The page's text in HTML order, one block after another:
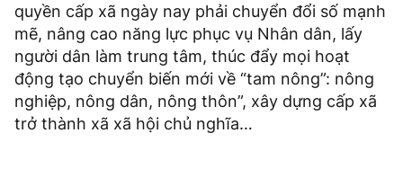
quyền cấp xã ngày nay phải chuyển đổi số mạnh
mẽ, nâng cao năng lực phục vụ Nhân dân, lấy
người dân làm trung tâm, thúc đẩy mọi hoạt
động tạo chuyển biến mới về “tam nông”: nông
nghiệp, nông dân, nông thôn”, xây dựng cấp xã
trở thành xã xã hội chủ nghĩa…